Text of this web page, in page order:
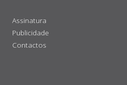
Assinatura
Publicidade
Contactos